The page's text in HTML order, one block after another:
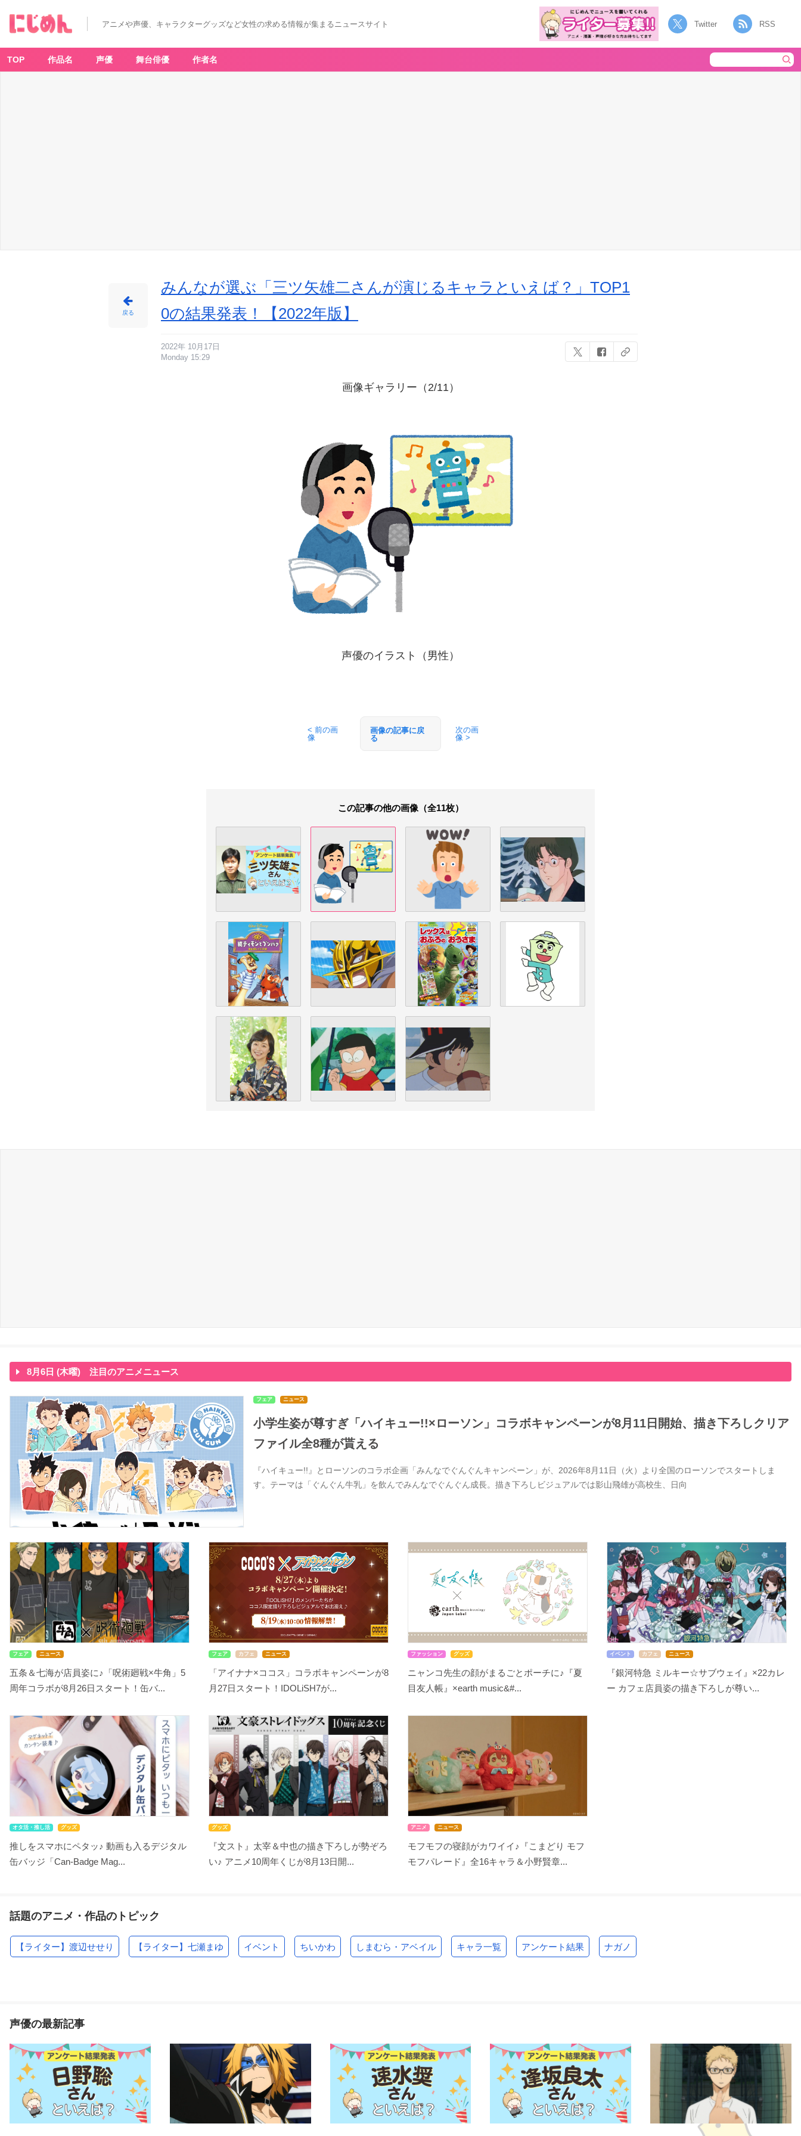
ト
性）
ア
アニメや声優、キャラクターグッズなど女性の求める情報が集まるニュースサイト Twitter RSS
TOP 作品名 声優 舞台俳優 作者名
戻る
みんなが選ぶ「三ツ矢雄二さんが演じるキャラといえば？」TOP1
0の結果発表！【2022年版】
2022年 10月17日
Monday 15:29
画像ギャラリー（2/11）
声優のイラスト（男性）
< 前の画
像
画像の記事に戻
る
次の画
像 >
この記事の他の画像（全11枚）
8月6日 (木曜) 注目のアニメニュース
フェア ニュース
小学生姿が尊すぎ「ハイキュー!!×ローソン」コラボキャンペーンが8月11日開始、描き下ろしクリア
ファイル全8種が貰える
『ハイキュー!!』とローソンのコラボ企画「みんなでぐんぐんキャンペーン」が、2026年8月11日（火）より全国のローソンでスタートしま
す。テーマは「ぐんぐん牛乳」を飲んでみんなでぐんぐん成長。描き下ろしビジュアルでは影山飛雄が高校生、日向
フェア ニュース
五条＆七海が店員姿に♪「呪術廻戦×牛角」5
周年コラボが8月26日スタート！缶バ...
フェア カフェ ニュース
「アイナナ×ココス」コラボキャンペーンが8
月27日スタート！IDOLiSH7が...
ファッション グッズ
ニャンコ先生の顔がまるごとポーチに♪『夏
目友人帳』×earth music&#...
イベント カフェ ニュース
『銀河特急 ミルキー☆サブウェイ』×22カレ
ー カフェ店員姿の描き下ろしが尊い...
オタ活・推し活 グッズ
推しをスマホにペタッ♪ 動画も入るデジタル
缶バッジ「Can-Badge Mag...
グッズ
『文スト』太宰＆中也の描き下ろしが勢ぞろ
い♪ アニメ10周年くじが8月13日開...
アニメ ニュース
モフモフの寝顔がカワイイ♪『こまどり モフ
モフパレード』全16キャラ＆小野賢章...
話題のアニメ・作品のトピック
【ライター】渡辺せせり 【ライター】七瀬まゆ イベント ちいかわ しまむら・アベイル キャラ一覧 アンケート結果 ナガノ
声優の最新記事